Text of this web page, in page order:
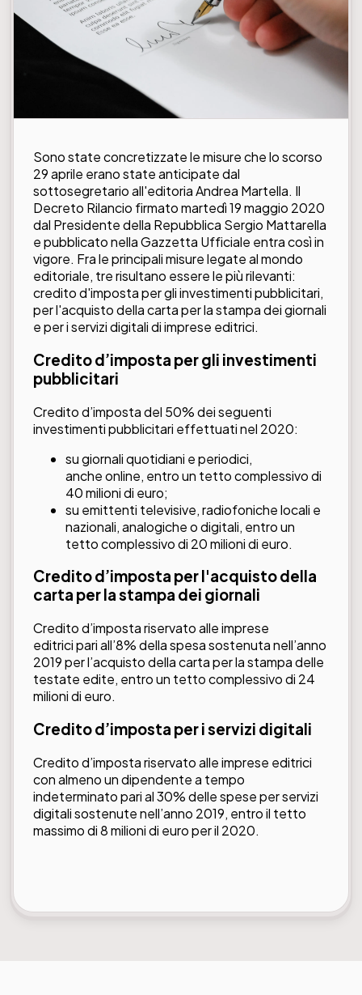
Sono state concretizzate le misure che lo scorso
29 aprile erano state anticipate dal
sottosegretario all'editoria Andrea Martella. Il
Decreto Rilancio firmato martedì 19 maggio 2020
dal Presidente della Repubblica Sergio Mattarella
e pubblicato nella Gazzetta Ufficiale entra così in
vigore. Fra le principali misure legate al mondo
editoriale, tre risultano essere le più rilevanti:
credito d'imposta per gli investimenti pubblicitari,
per l'acquisto della carta per la stampa dei giornali
e per i servizi digitali di imprese editrici.
Credito d’imposta per gli investimenti
pubblicitari
Credito d’imposta del 50% dei seguenti
investimenti pubblicitari effettuati nel 2020:
su giornali quotidiani e periodici,
anche online, entro un tetto complessivo di
40 milioni di euro;
su emittenti televisive, radiofoniche locali e
nazionali, analogiche o digitali, entro un
tetto complessivo di 20 milioni di euro.
Credito d’imposta per l'acquisto della
carta per la stampa dei giornali
Credito d’imposta riservato alle imprese
editrici pari all’8% della spesa sostenuta nell’anno
2019 per l’acquisto della carta per la stampa delle
testate edite, entro un tetto complessivo di 24
milioni di euro.
Credito d’imposta per i servizi digitali
Credito d’imposta riservato alle imprese editrici
con almeno un dipendente a tempo
indeterminato pari al 30% delle spese per servizi
digitali sostenute nell’anno 2019, entro il tetto
massimo di 8 milioni di euro per il 2020.